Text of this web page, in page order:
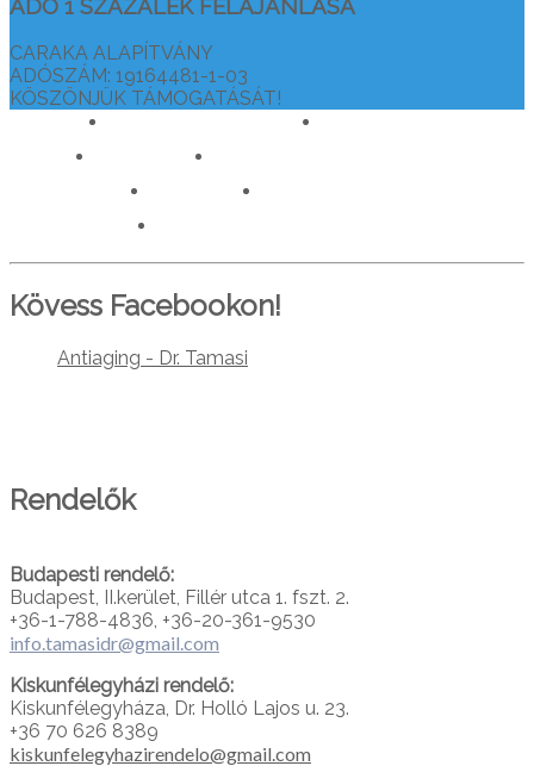
ADÓ 1 SZÁZALÉK FELAJÁNLÁSA
CARAKA ALAPÍTVÁNY
ADÓSZÁM: 19164481-1-03
KÖSZÖNJÜK TÁMOGATÁSÁT!
drtamasiajurveda.hu
caraka.hu
c911.info
Kövess Facebookon!
Antiaging - Dr. Tamasi
Rendelők
Budapesti rendelő:
Budapest, II.kerület, Fillér utca 1. fszt. 2.
+36-1-788-4836, +36-20-361-9530
info.tamasidr@gmail.com
Kiskunfélegyházi rendelő:
Kiskunfélegyháza, Dr. Holló Lajos u. 23.
+36 70 626 8389
kiskunfelegyhazirendelo@gmail.com